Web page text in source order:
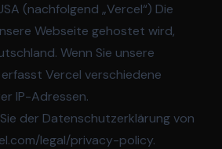
(nachfolgend „Vercel“) Die
Webseite gehostet wird,
Wenn Sie unsere
Vercel verschiedene
IP-Adressen.
der Datenschutzerklärung von
legal/privacy-policy.